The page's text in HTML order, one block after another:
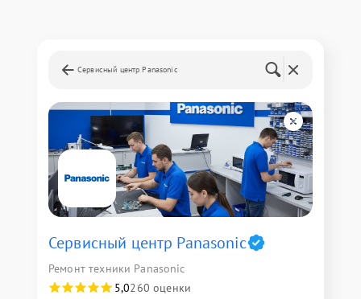
Сервисный центр Panasonic
Сервисный центр Panasonic
Ремонт техники Panasonic
5,0260 оценки